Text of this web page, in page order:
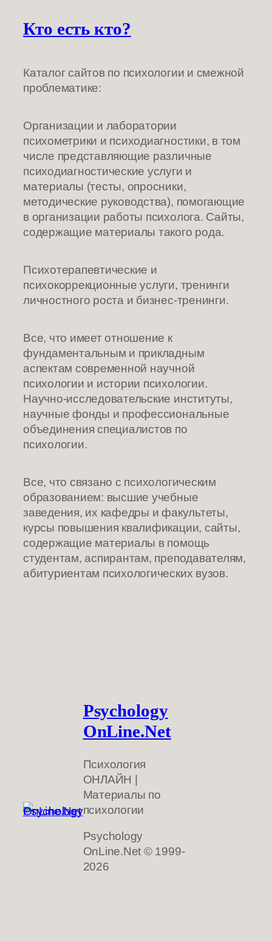
Кто есть кто?
Каталог сайтов по психологии и смежной
проблематике:
Организации и лаборатории
психометрики и психодиагностики, в том
числе представляющие различные
психодиагностические услуги и
материалы (тесты, опросники,
методичеcкие руководства), помогающие
в организации работы психолога. Сайты,
содержащие материалы такого рода.
Психотерапевтические и
психокоррекционные услуги, тренинги
личностного роста и бизнес-тренинги.
Все, что имеет отношение к
фундаментальным и прикладным
аспектам современной научной
психологии и истории психологии.
Научно-исследовательские институты,
научные фонды и профессиональные
объединения специалистов по
психологии.
Все, что связано с психологическим
образованием: высшие учебные
заведения, их кафедры и факультеты,
курсы повышения квалификации, сайты,
содержащие материалы в помощь
студентам, аспирантам, преподавателям,
абитуриентам психологических вузов.
Psychology
OnLine.Net
Психология
ОНЛАЙН |
Материалы по
психологии
Psychology
OnLine.Net © 1999-
2026